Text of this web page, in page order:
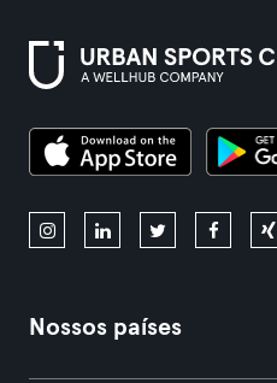
Nossos países